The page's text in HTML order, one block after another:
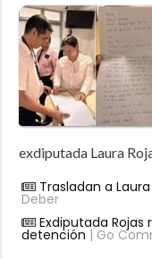
exdiputada Laura
Trasladan a
Deber
Exdiputada
detención | Go